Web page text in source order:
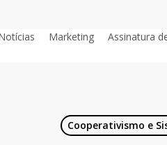
Marketing Assinatura
Cooperativismo e